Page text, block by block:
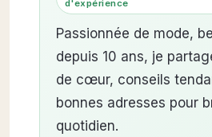
d'expérience
Passionnée de mode,
depuis 10 ans, je
de cœur, conseils
bonnes adresses pour
quotidien.